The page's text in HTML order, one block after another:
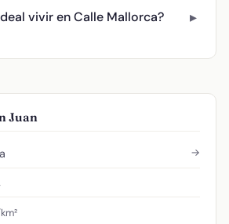
vivir en Calle Mallorca?
Juan
→